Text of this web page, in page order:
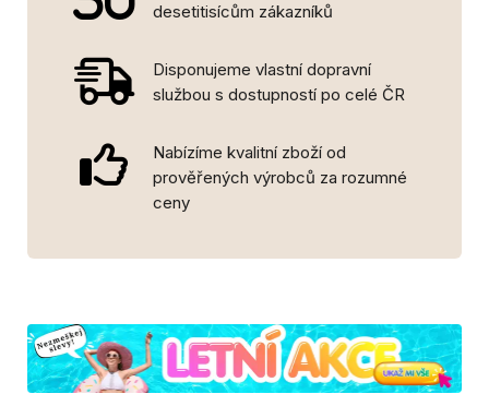
desetitisícům zákazníků
Disponujeme vlastní dopravní
službou s dostupností po celé ČR
Nabízíme kvalitní zboží od
prověřených výrobců za rozumné
ceny